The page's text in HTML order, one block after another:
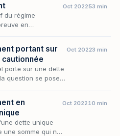
du régime
en
Oct 202253 min
portant sur
porte sur une dette
question se pose
Oct 20223 min
en
dette unique
somme qui ne
Oct 202210 min